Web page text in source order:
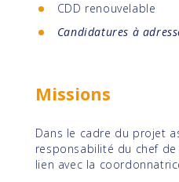
CDD renouvelable
Candidatures à
Missions
Dans le cadre du projet
responsabilité du chef
lien avec la